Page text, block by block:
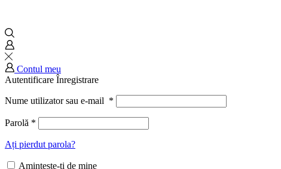
Contul meu
Autentificare Înregistrare
Nume utilizator sau e-mail *
Parolă *
Ați pierdut parola?
Amintește-ți de mine